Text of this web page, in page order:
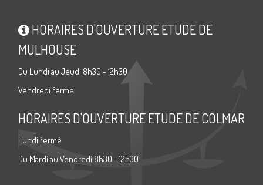
HORAIRES D'OUVERTURE ETUDE DE
MULHOUSE
Du Lundi au Jeudi 8h30 - 12h30
Vendredi fermé
HORAIRES D'OUVERTURE ETUDE DE COLMAR
Lundi fermé
Du Mardi au Vendredi 8h30 - 12h30